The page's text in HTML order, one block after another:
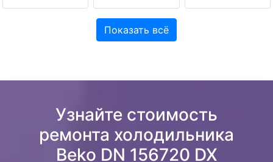
Показать всё
Узнайте стоимость
ремонта холодильника
Beko DN 156720 DX